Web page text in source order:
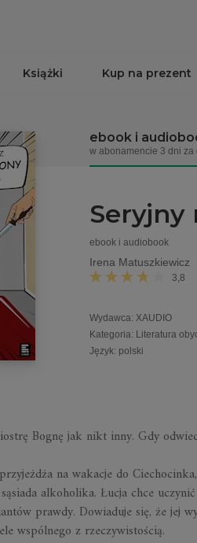
Książki Kup na prezent
ebook i
w abonamencie 3 dni za
Seryjny
ebook i audiobook
Irena Matuszkiewicz
3,8
Wydawca: XAUDIO
Kategoria: Literatura
Język: polski
Bognę jak nikt inny. Gdy
na wakacje do
alkoholika. Łucja chce
prawdy. Dowiaduje się, że jej
wspólnego z rzeczywistością.